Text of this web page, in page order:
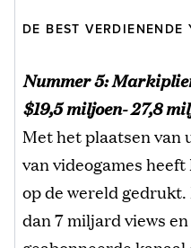
DE BEST VERDIENENDE
Nummer 5:
$19,5 miljoen- 27,8
Met het plaatsen van
van videogames
op de wereld
dan 7 miljard views